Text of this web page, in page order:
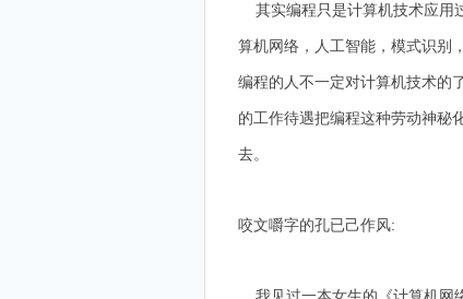
其实编程只是计算机技术应用
算机网络，人工智能，模式识别
编程的人不一定对计算机技术的
的工作待遇把编程这种劳动神秘
去。
咬文嚼字的孔已己作风: